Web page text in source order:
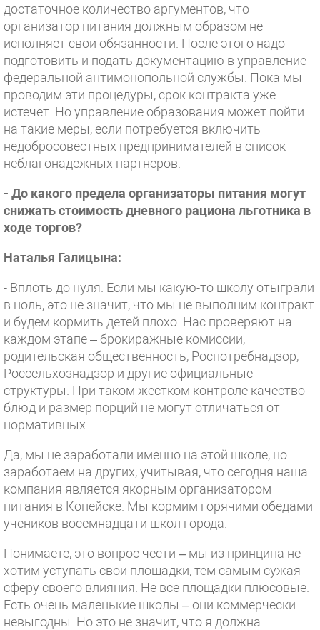
достаточное количество аргументов, что
организатор питания должным образом не
исполняет свои обязанности. После этого надо
подготовить и подать документацию в управление
федеральной антимонопольной службы. Пока мы
проводим эти процедуры, срок контракта уже
истечет. Но управление образования может пойти
на такие меры, если потребуется включить
недобросовестных предпринимателей в список
неблагонадежных партнеров.
- До какого предела организаторы питания могут
снижать стоимость дневного рациона льготника в
ходе торгов?
Наталья Галицына:
- Вплоть до нуля. Если мы какую-то школу отыграли
в ноль, это не значит, что мы не выполним контракт
и будем кормить детей плохо. Нас проверяют на
каждом этапе – брокиражные комиссии,
родительская общественность, Роспотребнадзор,
Россельхознадзор и другие официальные
структуры. При таком жестком контроле качество
блюд и размер порций не могут отличаться от
нормативных.
Да, мы не заработали именно на этой школе, но
заработаем на других, учитывая, что сегодня наша
компания является якорным организатором
питания в Копейске. Мы кормим горячими обедами
учеников восемнадцати школ города.
Понимаете, это вопрос чести – мы из принципа не
хотим уступать свои площадки, тем самым сужая
сферу своего влияния. Не все площадки плюсовые.
Есть очень маленькие школы – они коммерчески
невыгодны. Но это не значит, что я должна